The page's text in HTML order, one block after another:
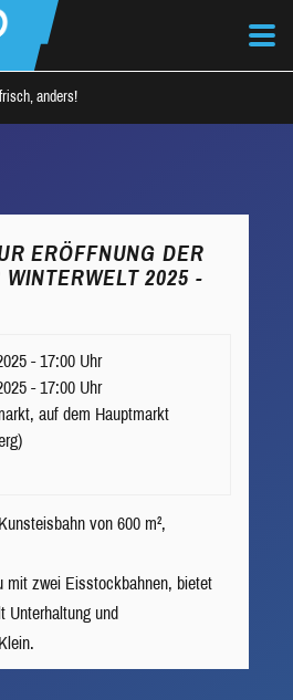
anders!
ERÖFFNUNG DER
2025 -
- 17:00 Uhr
- 17:00 Uhr
auf dem Hauptmarkt
von 600 m²,
mit zwei Eisstockbahnen, bietet
Unterhaltung und